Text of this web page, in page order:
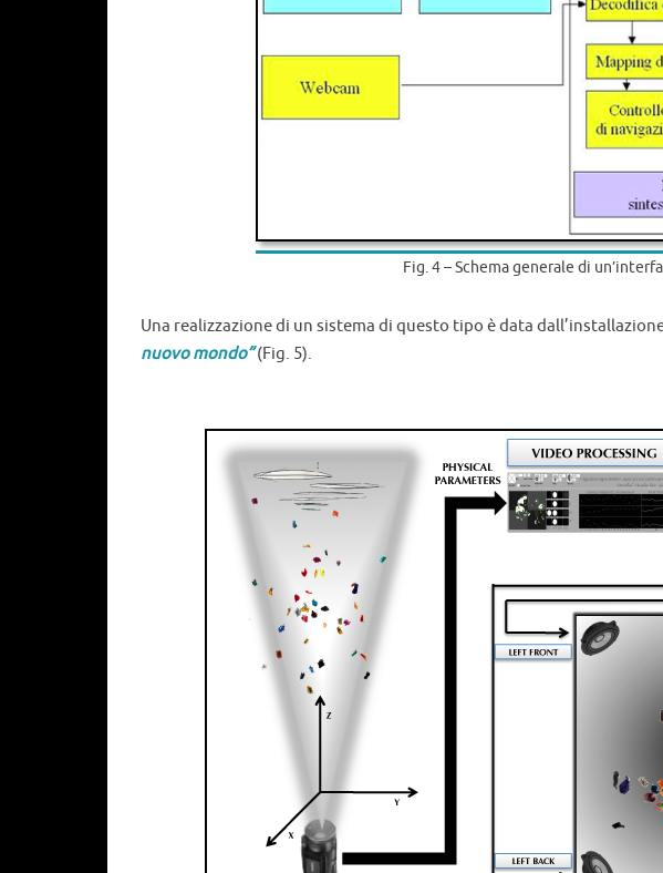
Fig. 4 – Schema generale di
Una realizzazione di un sistema di questo tipo è data
nuovo mondo” (Fig. 5).